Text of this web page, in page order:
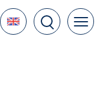
Language